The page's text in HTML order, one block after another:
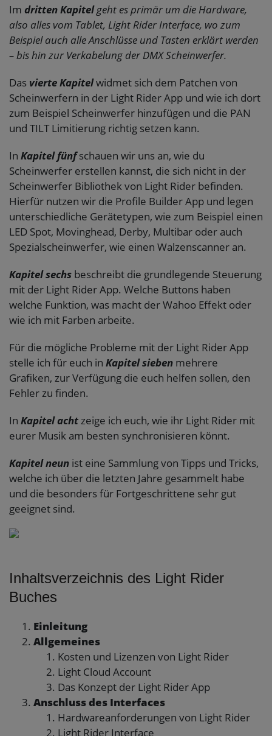
Im dritten Kapitelgeht es primär um die Hardware,
also alles vom Tablet, Light Rider Interface, wo zum
Beispiel auch alle Anschlüsse und Tasten erklärt werden
– bis hin zur Verkabelung der DMX Scheinwerfer.
Das vierte Kapitelwidmet sich dem Patchen von
Scheinwerfern in der Light Rider App und wie ich dort
zum Beispiel Scheinwerfer hinzufügen und die PAN
und TILT Limitierung richtig setzen kann.
In Kapitel fünfschauen wir uns an, wie du
Scheinwerfer erstellen kannst, die sich nicht in der
Scheinwerfer Bibliothek von Light Rider befinden.
Hierfür nutzen wir die Profile Builder App und legen
unterschiedliche Gerätetypen, wie zum Beispiel einen
LED Spot, Movinghead, Derby, Multibar oder auch
Spezialscheinwerfer, wie einen Walzenscanner an.
Kapitel sechs beschreibt die grundlegende Steuerung
mit der Light Rider App. Welche Buttons haben
welche Funktion, was macht der Wahoo Effekt oder
wie ich mit Farben arbeite.
Für die mögliche Probleme mit der Light Rider App
stelle ich für euch in Kapitel sieben mehrere
Grafiken, zur Verfügung die euch helfen sollen, den
Fehler zu finden.
In Kapitel achtzeige ich euch, wie ihr Light Rider mit
eurer Musik am besten synchronisieren könnt.
Kapitel neun ist eine Sammlung von Tipps und Tricks,
welche ich über die letzten Jahre gesammelt habe
und die besonders für Fortgeschrittene sehr gut
geeignet sind.
Inhaltsverzeichnis des Light Rider
Buches
Einleitung
Allgemeines
Kosten und Lizenzen von Light Rider
Light Cloud Account
Das Konzept der Light Rider App
Anschluss des Interfaces
Hardwareanforderungen von Light Rider
Light Rider Interface